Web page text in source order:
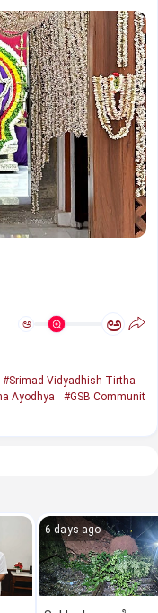
ಅ ಅ
#Srimad Vidyadhish Tirtha
Ayodhya
#GSB Communit
6 days ago